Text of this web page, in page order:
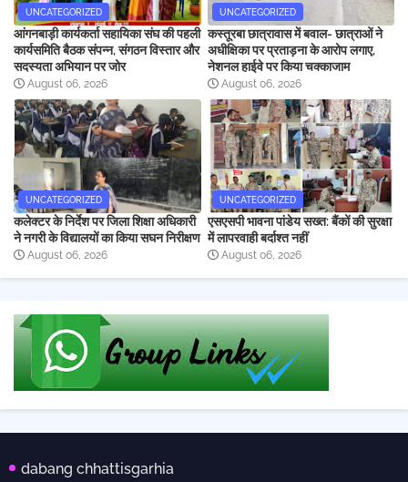
UNCATEGORIZED
आंगनबाड़ी कार्यकर्ता सहायिका संघ की पहली
कार्यसमिति बैठक संपन्न, संगठन विस्तार और
सदस्यता अभियान पर जोर
August 06, 2026
UNCATEGORIZED
कस्तूरबा छात्रावास में बवाल- छात्राओं ने
अधीक्षिका पर प्रताड़ना के आरोप लगाए,
नेशनल हाईवे पर किया चक्काजाम
August 06, 2026
UNCATEGORIZED
कलेक्टर के निर्देश पर जिला शिक्षा अधिकारी
ने नगरी के विद्यालयों का किया सघन निरीक्षण
August 06, 2026
UNCATEGORIZED
एसएसपी भावना पांडेय सख्त: बैंकों की सुरक्षा
में लापरवाही बर्दाश्त नहीं
August 06, 2026
dabang chhattisgarhia